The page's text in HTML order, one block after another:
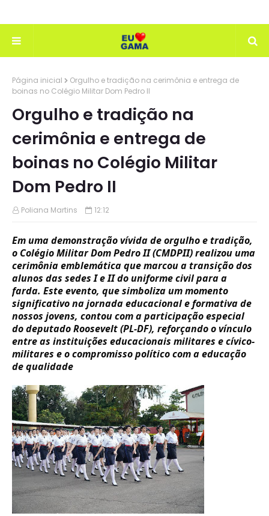
Página inicial
Orgulho e tradição na cerimônia e entrega de
boinas no Colégio Militar Dom Pedro II
Orgulho e tradição na
cerimônia e entrega de
boinas no Colégio Militar
Dom Pedro II
Poliana Martins 12:12
Em uma demonstração vívida de orgulho e tradição,
o Colégio Militar Dom Pedro II (CMDPII) realizou uma
cerimônia emblemática que marcou a transição dos
alunos das sedes I e II do uniforme civil para a
farda. Este evento, que simboliza um momento
significativo na jornada educacional e formativa de
nossos jovens, contou com a participação especial
do deputado Roosevelt (PL-DF), reforçando o vínculo
entre as instituições educacionais militares e cívico-
militares e o compromisso político com a educação
de qualidade